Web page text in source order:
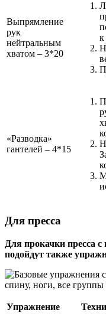
Выпрямление
рук
нейтральным
хватом – 3*20
к
«Разводка»
гантелей – 4*15
Для пресса
Для прокачки пресса
подойдут также
Упражнение